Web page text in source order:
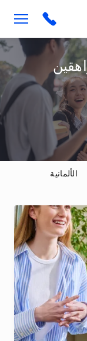
to call
الألمانية